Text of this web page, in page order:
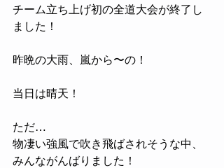
チーム立ち上げ初の全道大会が終了し
ました！
昨晩の大雨、嵐から〜の！
当日は晴天！
ただ…
物凄い強風で吹き飛ばされそうな中、
みんながんばりました！